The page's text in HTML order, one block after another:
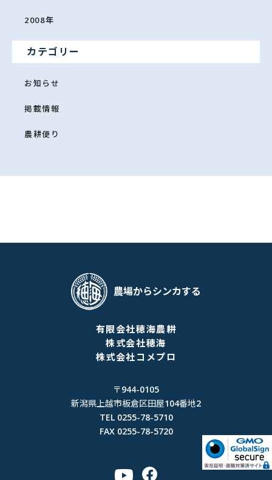
2008年
カテゴリー
お知らせ
掲載情報
農耕便り
農場からシンカする
有限会社穂海農耕
株式会社穂海
株式会社コメプロ
〒944-0105
新潟県上越市板倉区田屋104番地2
TEL 0255-78-5710
FAX 0255-78-5720